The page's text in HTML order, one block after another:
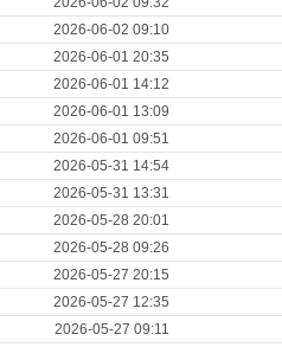
2026-06-02 09:10
2026-06-01 20:35
2026-06-01 14:12
2026-06-01 13:09
2026-06-01 09:51
2026-05-31 14:54
2026-05-31 13:31
2026-05-28 20:01
2026-05-28 09:26
2026-05-27 20:15
2026-05-27 12:35
2026-05-27 09:11